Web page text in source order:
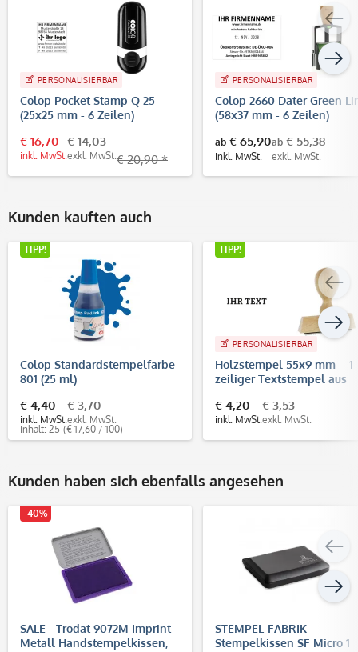
PERSONALISIERBAR
Colop Pocket Stamp Q 25
(25x25 mm - 6 Zeilen)
€ 16,70
inkl. MwSt.
€ 14,03
exkl. MwSt. € 20,90 *
PERSONALISIERBAR
Colop 2660 Dater Green
(58x37 mm - 6 Zeilen)
ab € 65,90
inkl. MwSt.
ab € 55,38
exkl. MwSt.
Kunden kauften auch
TIPP!
Colop Standardstempelfarbe
801 (25 ml)
€ 4,40
inkl. MwSt.
€ 3,70
exkl. MwSt.
Inhalt: 25 (€ 17,60 / 100)
TIPP!
PERSONALISIERBAR
Holzstempel 55x9 mm – 1-
zeiliger Textstempel aus
€ 4,20
inkl. MwSt.
€ 3,53
exkl. MwSt.
Kunden haben sich ebenfalls angesehen
-40%
SALE - Trodat 9072M Imprint
Metall Handstempelkissen,
STEMPEL-FABRIK
Stempelkissen SF Micro 1